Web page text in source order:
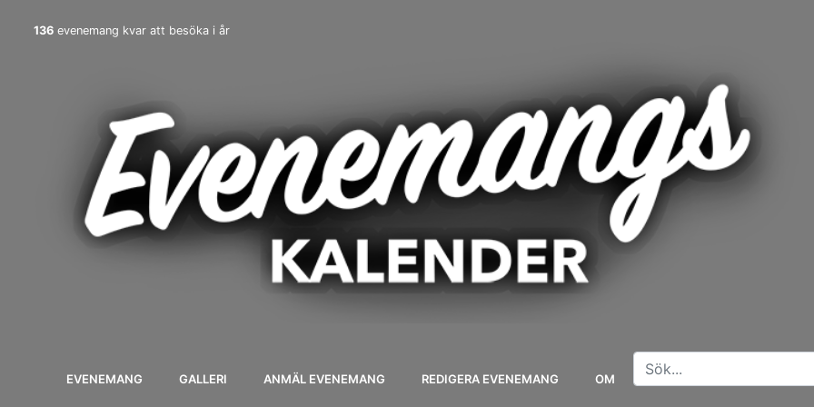
136 evenemang kvar att besöka i år
EVENEMANG GALLERI ANMÄL EVENEMANG REDIGERA EVENEMANG OM